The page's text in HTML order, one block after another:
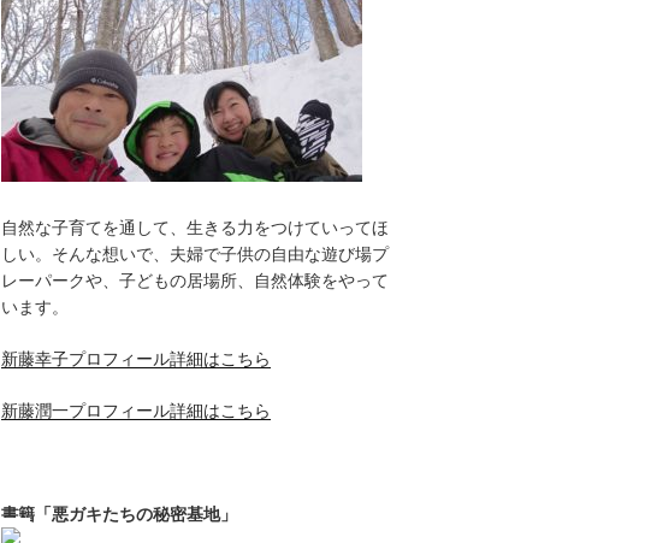
自然な子育てを通して、生きる力をつけていってほ
しい。そんな想いで、夫婦で子供の自由な遊び場プ
レーパークや、子どもの居場所、自然体験をやって
います。
新藤幸子プロフィール詳細はこちら
新藤潤一プロフィール詳細はこちら
書籍「悪ガキたちの秘密基地」